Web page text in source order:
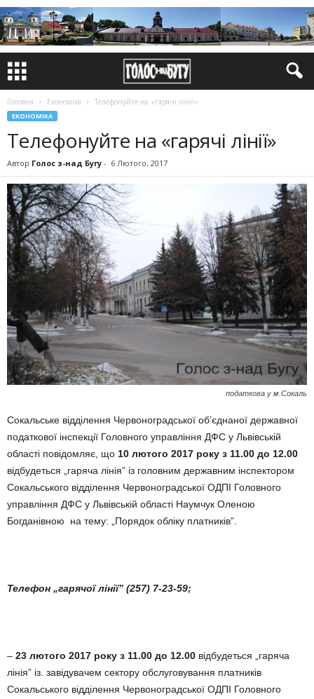
Головна Економіка Телефонуйте на «гарячі лінії»
ЕКОНОМІКА
Телефонуйте на «гарячі лінії»
Автор Голос з-над Бугу - 6 Лютого, 2017
податкова у м.Сокаль
Сокальське відділення Червоноградської об’єднаної державної
податкової інспекції Головного управління ДФС у Львівській
області повідомляє, що 10 лютого 2017 року з 11.00 до 12.00
відбудеться „гаряча лінія” із головним державним інспектором
Сокальського відділення Червоноградської ОДПІ Головного
управління ДФС у Львівській області Наумчук Оленою
Богданівною на тему: „Порядок обліку платників”.
Телефон „гарячої лінії” (257) 7-23-59;
– 23 лютого 2017 року з 11.00 до 12.00 відбудеться „гаряча
лінія” із. завідувачем сектору обслуговування платників
Сокальського відділення Червоноградської ОДПІ Головного